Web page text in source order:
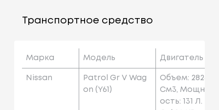
Транспортное средство
Марка Модель Двигатель
Nissan
Patrol Gr V Wag
On (y61)
Объем: 2826
См3, Мощн
Ость: 131 Л.